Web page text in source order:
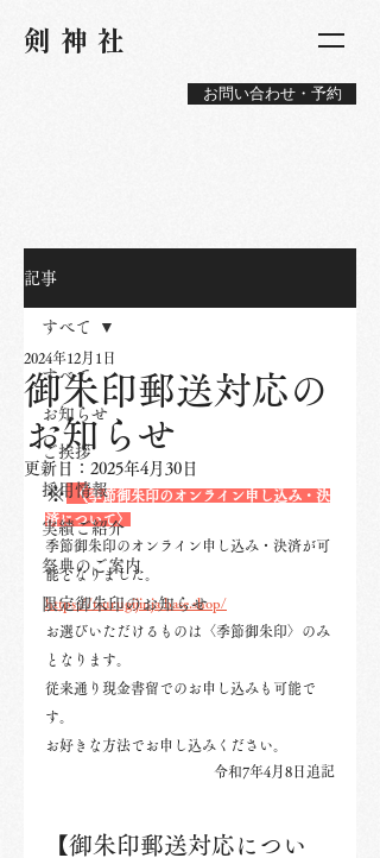
​剣神社
お問い合わせ・予約
記事
すべて
お知らせ
ご挨拶
採用情報
実績ご紹介
祭典のご案内
限定御朱印のお知らせ
すべて
御朱印郵送対応の
お知らせ
2024年12月1日
更新日： 2025年4月30日
※〈季節御朱印のオンライン申し込み・決
済について〉
季節御朱印のオンライン申し込み・決済が可
能となりました。
https://tsurugijinja.base.shop/
お選びいただけるものは〈季節御朱印〉のみ
となります。
従来通り現金書留でのお申し込みも可能で
す。
お好きな方法でお申し込みください。
令和7年4月8日追記
【御朱印郵送対応につい